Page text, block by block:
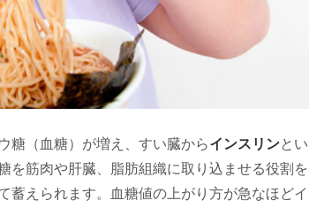
糖（血糖）が増え、すい臓からインスリンとい
を筋肉や肝臓、脂肪組織に取り込ませる役割を
蓄えられます。血糖値の上がり方が急なほどイ